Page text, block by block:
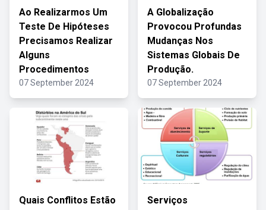
Ao Realizarmos Um
Teste De Hipóteses
Precisamos Realizar
Alguns
Procedimentos
07 September 2024
A Globalização
Provocou Profundas
Mudanças Nos
Sistemas Globais De
Produção.
07 September 2024
Quais Conflitos Estão
Serviços